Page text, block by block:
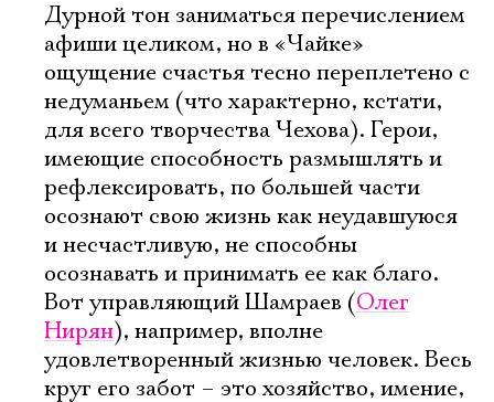
Дурной тон заниматься перечислением
афиши целиком, но в «Чайке»
ощущение счастья тесно переплетено с
недуманьем (что характерно, кстати,
для всего творчества Чехова). Герои,
имеющие способность размышлять и
рефлексировать, по большей части
осознают свою жизнь как неудавшуюся
и несчастливую, не способны
осознавать и принимать ее как благо.
Вот управляющий Шамраев (Олег
Нирян), например, вполне
удовлетворенный жизнью человек. Весь
круг его забот – это хозяйство, имение,